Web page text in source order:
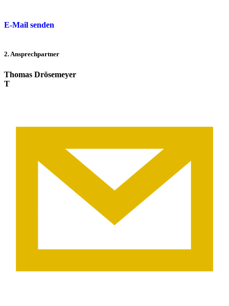
E-Mail senden
2. Ansprechpartner
Thomas Drösemeyer
T